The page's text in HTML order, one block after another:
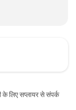
के लिए सप्लायर से संपर्क